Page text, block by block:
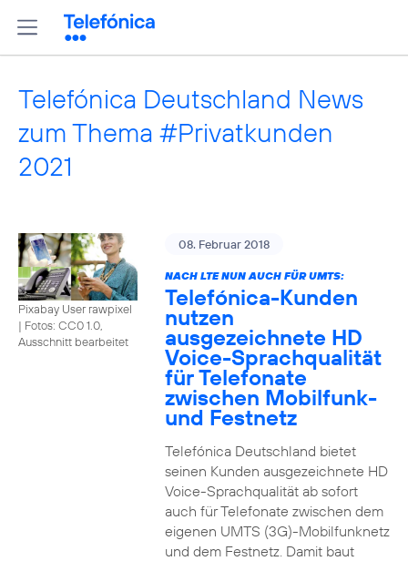
Telefónica Deutschland News
zum Thema #Privatkunden
2021
Pixabay User rawpixel
| Fotos: CC0 1.0,
Ausschnitt bearbeitet
08. Februar 2018
NACH LTE NUN AUCH FÜR UMTS:
Telefónica-Kunden
nutzen
ausgezeichnete HD
Voice-Sprachqualität
für Telefonate
zwischen Mobilfunk-
und Festnetz
Telefónica Deutschland bietet
seinen Kunden ausgezeichnete HD
Voice-Sprachqualität ab sofort
auch für Telefonate zwischen dem
eigenen UMTS (3G)-Mobilfunknetz
und dem Festnetz. Damit baut